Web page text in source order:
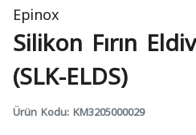
Epinox
Silikon Fırın
(SLK-ELDS)
Ürün Kodu: KM3205000029